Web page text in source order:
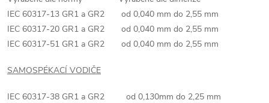
IEC 60317-13 GR1 a GR2 od 0,040 mm do 2,55 mm
IEC 60317-20 GR1 a GR2 od 0,040 mm do 2,55 mm
IEC 60317-51 GR1 a GR2 od 0,040 mm do 2,55 mm
SAMOSPÉKACÍ VODIČE
IEC 60317-38 GR1 a GR2 od 0,130mm do 2,25 mm